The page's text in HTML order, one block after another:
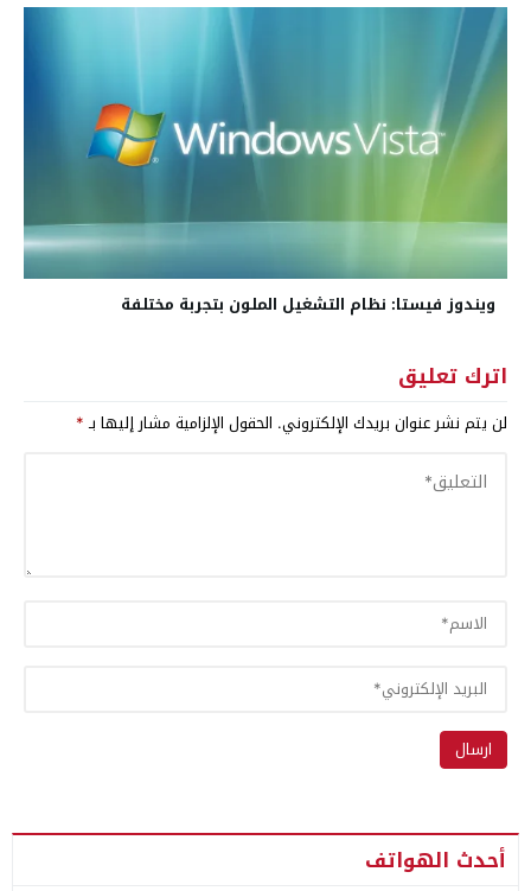
ويندوز فيستا: نظام التشغيل الملون بتجربة مختلفة
اترك تعليق
لن يتم نشر عنوان بريدك الإلكتروني. الحقول الإلزامية مشار إليها بـ*
أحدث الهواتف